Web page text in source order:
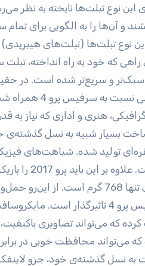
این نوع تبلت‌ها ناپخته به نظر
آن‌ها را به الگویی برای تمام
نگاه جهانیان را به این نوع تبلت‌ها
باریک‌تر، سبک‌تر و سریع‌تر شده است.
محصولی انقلابی
گرافیکی، هنری و اداری که نیاز
طراحی و کیفیت ساخت بسیار شبیه
رنگ نقره‌ای تولید شده.
نمی‌شود. طول و عرض
دانست. این تبلت تنها 8.5 میلی‌متر ضخامت دارد و
انتخاب کرده که می‌تواند
و باریک گوریلا گلس 4 پوشانده شده که می‌تواند
نسل گذشته‌ی خود، جزو